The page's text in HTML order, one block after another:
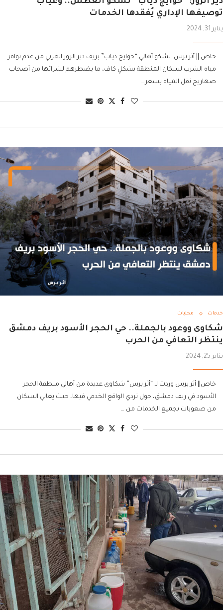
توصيفها الإداري يُفقدها الخدمات
يناير 31, 2024
خاص || أثر برس يشكو أهالي “حوايج ذياب” بريف دير الزور الغربي من عدم توافر
مياه الشرب لسكان المنطقة بشكلٍ كاف، ما يضطرهم لشرائها من أصحاب
صهاريج نقل المياه بسعر …
خدمات محليات
شكاوى ووعود بالجملة.. حي الحجر الأسود بريف دمشق
ينتظر التعافي من الحرب
يناير 25, 2024
خاص|| أثر برس وردت لـ “أثر برس” شكاوى عديدة من أهالي منطقة الحجر
الأسود في ريف دمشق، حول تردي الواقع الخدمي فيها، حيث يعاني السكان
من صعوبات بجميع الخدمات من …